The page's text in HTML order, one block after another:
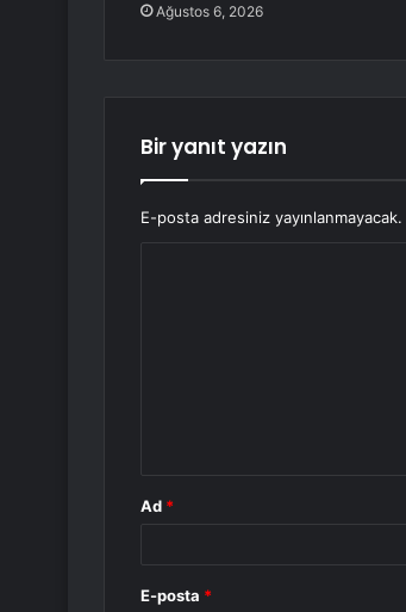
Ağustos 6, 2026
Bir yanıt yazın
E-posta adresiniz yayınlanmayacak.
Ad *
E-posta *